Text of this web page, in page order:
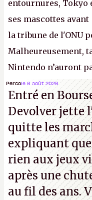
entournures, Tokyo
ses mascottes
la tribune de l'ONU
Malheureusement,
Nintendo n’auront
la mort judiciaires
strike à tour de
d'étaler sa
souvenirs
Percole 6 août 2026
Entré en
Devolver jette
quitte les
expliquant
rien aux jeux
après une
au fil des ans.